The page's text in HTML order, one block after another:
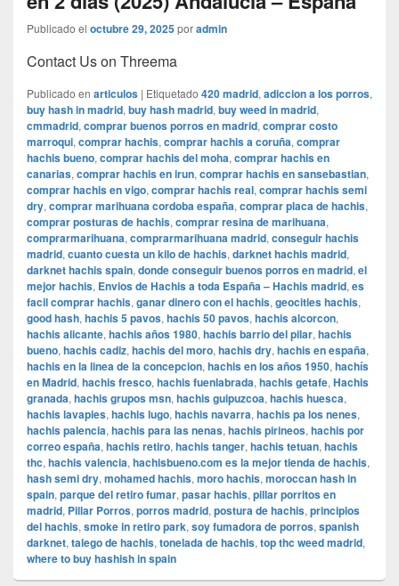
Publicado el octubre 29, 2025poradmin
Contact Us on Threema
Publicado en articulos | Etiquetado 420 madrid, adiccion a los porros,
buy hash in madrid, buy hash madrid, buy weed in madrid,
cmmadrid, comprar buenos porros en madrid, comprar costo
marroqui, comprar hachis, comprar hachis a coruña, comprar
hachis bueno, comprar hachis del moha, comprar hachis en
canarias, comprar hachis en irun, comprar hachis en sansebastian,
comprar hachis en vigo, comprar hachis real, comprar hachis semi
dry, comprar marihuana cordoba españa, comprar placa de hachis,
comprar posturas de hachis, comprar resina de marihuana,
comprarmarihuana, comprarmarihuana madrid, conseguir hachis
madrid, cuanto cuesta un kilo de hachis, darknet hachis madrid,
darknet hachis spain, donde conseguir buenos porros en madrid, el
mejor hachis, Envios de Hachis a toda España – Hachis madrid, es
facil comprar hachis, ganar dinero con el hachis, geocities hachis,
good hash, hachis 5 pavos, hachis 50 pavos, hachis alcorcon,
hachis alicante, hachis años 1980, hachis barrio del pilar, hachis
bueno, hachis cadiz, hachis del moro, hachis dry, hachis en españa,
hachis en la linea de la concepcion, hachis en los años 1950, hachís
en Madrid, hachis fresco, hachis fuenlabrada, hachis getafe, Hachis
granada, hachis grupos msn, hachis guipuzcoa, hachis huesca,
hachis lavapies, hachis lugo, hachis navarra, hachis pa los nenes,
hachis palencia, hachis para las nenas, hachis pirineos, hachis por
correo españa, hachis retiro, hachis tanger, hachis tetuan, hachis
thc, hachis valencia, hachisbueno.com es la mejor tienda de hachis,
hash semi dry, mohamed hachis, moro hachis, moroccan hash in
spain, parque del retiro fumar, pasar hachis, pillar porritos en
madrid, Pillar Porros, porros madrid, postura de hachis, principios
del hachis, smoke in retiro park, soy fumadora de porros, spanish
darknet, talego de hachis, tonelada de hachis, top thc weed madrid,
where to buy hashish in spain